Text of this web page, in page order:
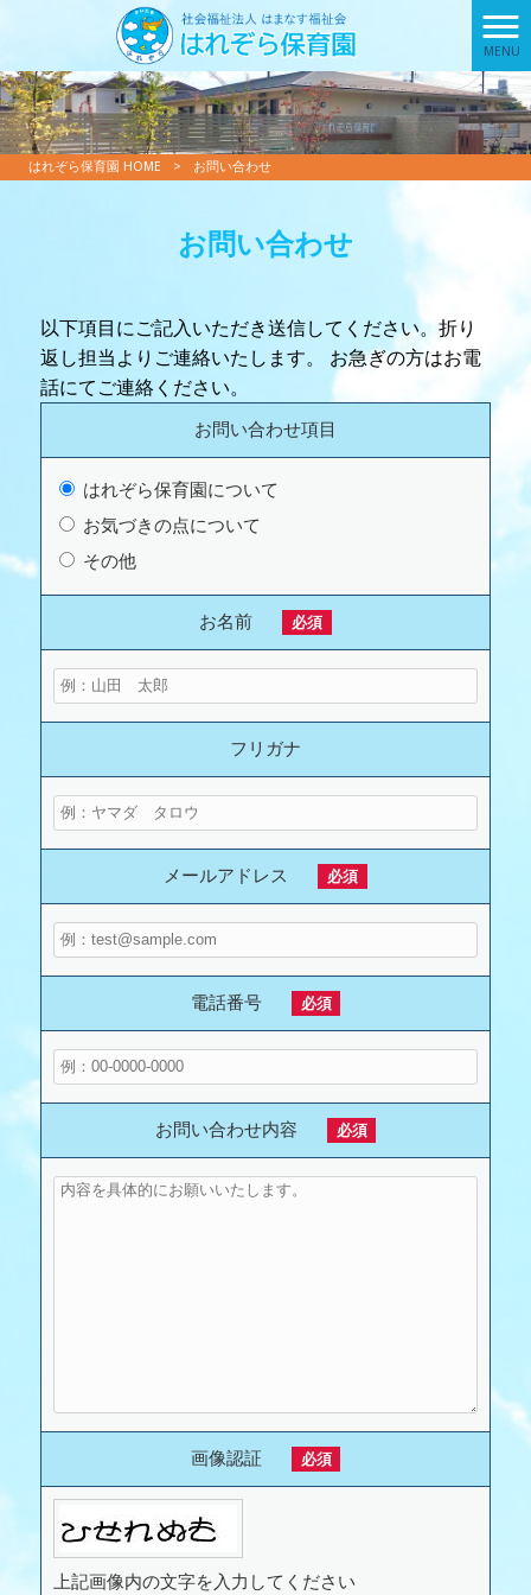
MENU
はれぞら保育園 HOME > お問い合わせ
お問い合わせ
以下項目にご記入いただき送信してください。折り
返し担当よりご連絡いたします。 お急ぎの方はお電
話にてご連絡ください。
お問い合わせ項目
はれぞら保育園について
お気づきの点について
その他
お名前 必須
フリガナ
メールアドレス 必須
電話番号 必須
お問い合わせ内容 必須
画像認証 必須
上記画像内の文字を入力してください